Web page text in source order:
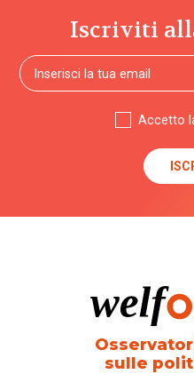
Iscriviti
Accetto
sulle